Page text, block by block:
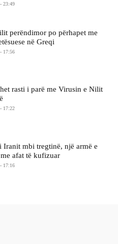
23:49
perëndimor po përhapet me
në Greqi
17:56
rasti i parë me Virusin e Nilit
17:22
mbi tregtinë, një armë e
afat të kufizuar
17:16